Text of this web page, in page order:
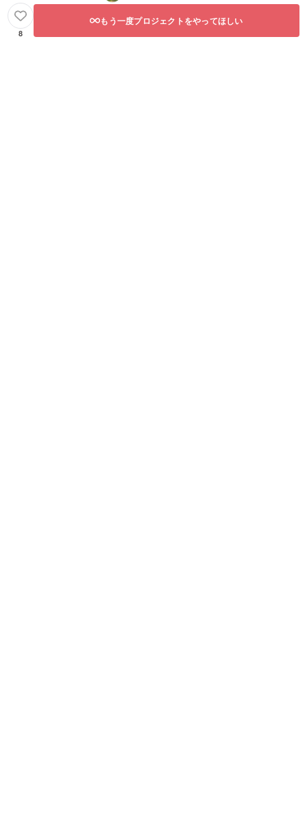
8
もう一度プロジェクトをやってほしい